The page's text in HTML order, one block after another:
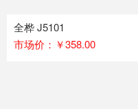
全桦 J5101
市场价：￥358.00